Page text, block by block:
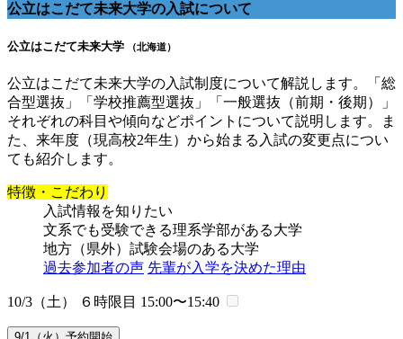
公立はこだて未来大学の入試について
公立はこだて未来大学 （北海道）
公立はこだて未来大学の入試制度について解説します。「総
合型選抜」「学校推薦型選抜」「一般選抜（前期・後期）」
それぞれの科目や傾向などポイントについて説明します。ま
た、来年度（現高校2年生）から始まる入試の変更点につい
ても紹介します。
特徴・こだわり
入試情報を知りたい
文系でも受験できる理系学部がある大学
地方（県外）試験会場のある大学
過去参加者の声 先輩が入学を決めた理由
10/3（土） ６時限目 15:00〜15:40